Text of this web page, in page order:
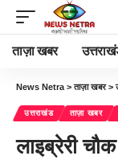
ताज़ा खबर
News Netra >ताज़ा खबर>
उत्तराखंड ताज़ा खबर
लाइब्रेरी